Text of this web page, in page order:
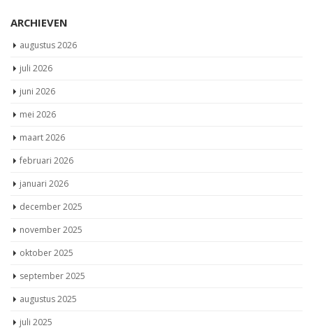
ARCHIEVEN
augustus 2026
juli 2026
juni 2026
mei 2026
maart 2026
februari 2026
januari 2026
december 2025
november 2025
oktober 2025
september 2025
augustus 2025
juli 2025